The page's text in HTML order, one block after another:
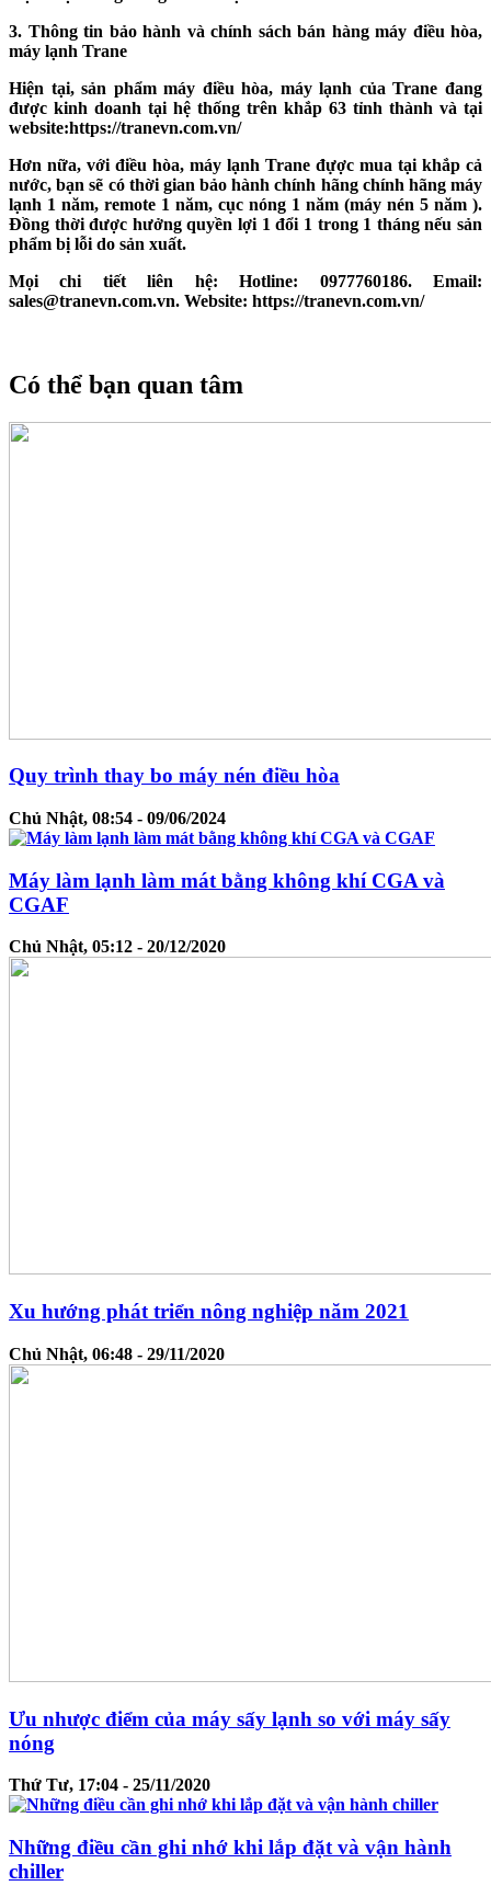
​3. Thông tin bảo hành và chính sách bán hàng máy điều hòa,
máy lạnh Trane
Hiện tại, sản phẩm máy điều hòa, máy lạnh của Trane đang
được kinh doanh tại hệ thống trên khắp 63 tỉnh thành và tại
website:https://tranevn.com.vn/
Hơn nữa, với điều hòa, máy lạnh Trane đựợc mua tại khắp cả
nước, bạn sẽ có thời gian bảo hành chính hãng chính hãng máy
lạnh 1 năm, remote 1 năm, cục nóng 1 năm (máy nén 5 năm ).
Đồng thời được hưởng quyền lợi 1 đổi 1 trong 1 thángnếu sản
phẩm bị lỗi do sản xuất.
Mọi chi tiết liên hệ: Hotline: 0977760186. Email:
sales@tranevn.com.vn. Website: https://tranevn.com.vn/
Có thể bạn quan tâm
Quy trình thay bo máy nén điều hòa
Chủ Nhật, 08:54 - 09/06/2024
Máy làm lạnh làm mát bằng không khí CGA và
CGAF
Chủ Nhật, 05:12 - 20/12/2020
Xu hướng phát triển nông nghiệp năm 2021
Chủ Nhật, 06:48 - 29/11/2020
Ưu nhược điểm của máy sấy lạnh so với máy sấy
nóng
Thứ Tư, 17:04 - 25/11/2020
Những điều cần ghi nhớ khi lắp đặt và vận hành
chiller